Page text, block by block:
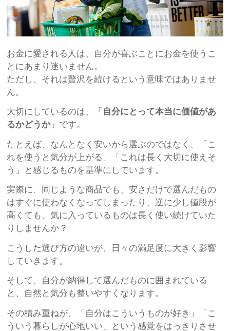
お金に愛される人は、自分が喜ぶことにお金を使うこ
とにあまり迷いません。
ただし、それは贅沢を続けるという意味ではありませ
ん。
大切にしているのは、「 自分にとって本当に価値があ
るかどうか」です。
たとえば、なんとなく安いから選ぶのではなく、「こ
れを使うと気分が上がる」「これは長く大切に使えそ
う」と感じるものを基準にしています。
実際に、同じような商品でも、安さだけで選んだもの
はすぐに使わなくなってしまったり、逆に少し値段が
高くても、気に入っているものは長く使い続けていた
りしませんか？
こうした選び方の違いが、日々の満足度に大きく影響
していきます。
そして、自分が納得して選んだものに囲まれている
と、自然と気分も整いやすくなります。
その積み重ねが、「自分はこういうものが好き」「こ
ういう暮らしが心地いい」という感覚をはっきりさせ